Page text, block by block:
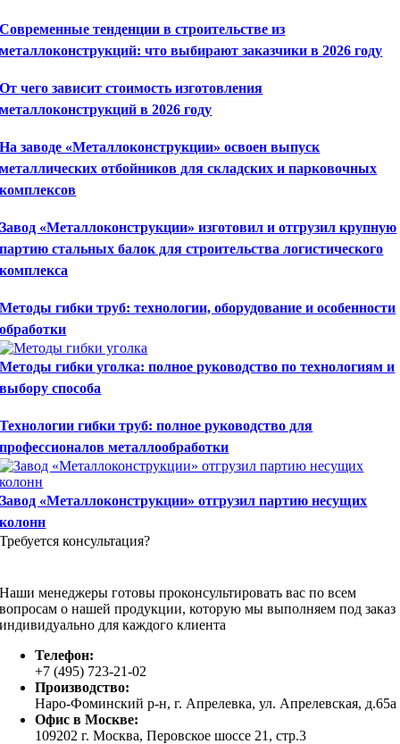
Современные тенденции в строительстве из
металлоконструкций: что выбирают заказчики в 2026 году
От чего зависит стоимость изготовления
металлоконструкций в 2026 году
На заводе «Металлоконструкции» освоен выпуск
металлических отбойников для складских и парковочных
комплексов
Завод «Металлоконструкции» изготовил и отгрузил крупную
партию стальных балок для строительства логистического
комплекса
Методы гибки труб: технологии, оборудование и особенности
обработки
Методы гибки уголка: полное руководство по технологиям и
выбору способа
Технологии гибки труб: полное руководство для
профессионалов металлообработки
Завод «Металлоконструкции» отгрузил партию несущих
колонн
Требуется консультация?
Наши менеджеры готовы проконсультировать вас по всем
вопросам о нашей продукции, которую мы выполняем под заказ
индивидуально для каждого клиента
Телефон:
+7 (495) 723-21-02
Производство:
Наро-Фоминский р-н, г. Апрелевка, ул. Апрелевская, д.65а
Офис в Москве:
109202 г. Москва, Перовское шоссе 21, стр.3